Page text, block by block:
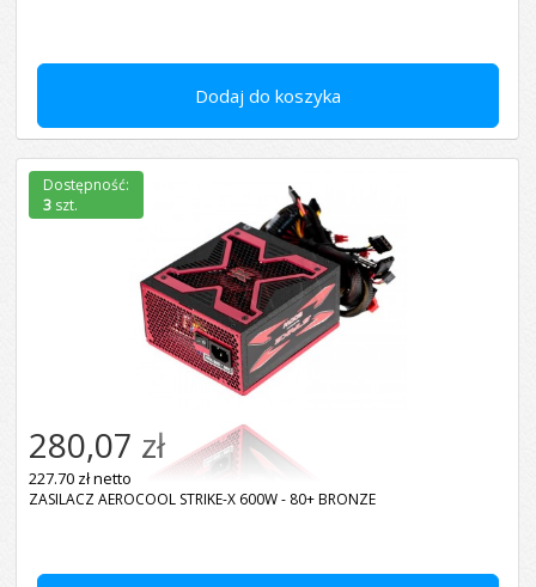
Dodaj do koszyka
280,07 zł
227.70 zł netto
ZASILACZ AEROCOOL STRIKE-X 600W - 80+ BRONZE
Dostępność:
3 szt.